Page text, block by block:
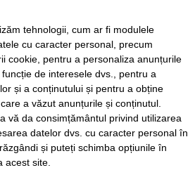
dar pleacă doar cu un punct din
în oraș. S-a alăturat și mediul
Timișoara
Folosinta Cookie-urilor
tehnologii, cum ar fi modulele
cu caracter personal, precum
cookie, pentru a personaliza anunțurile
de interesele dvs., pentru a
și a conținutului și pentru a obține
a văzut anunțurile și conținutul.
vă da consimțământul privind utilizarea
datelor dvs. cu caracter personal în
și puteți schimba opțiunile în
acest site.